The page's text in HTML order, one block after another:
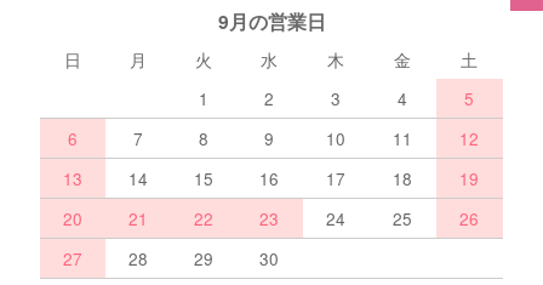
9月の営業日
日 月 火 水 木 金
土
1
2 3 4
5
6
7 8 9 10 11
12
13
14 15 16 17 18
19
20
21 22 23 24 25
26
27
28 29
30